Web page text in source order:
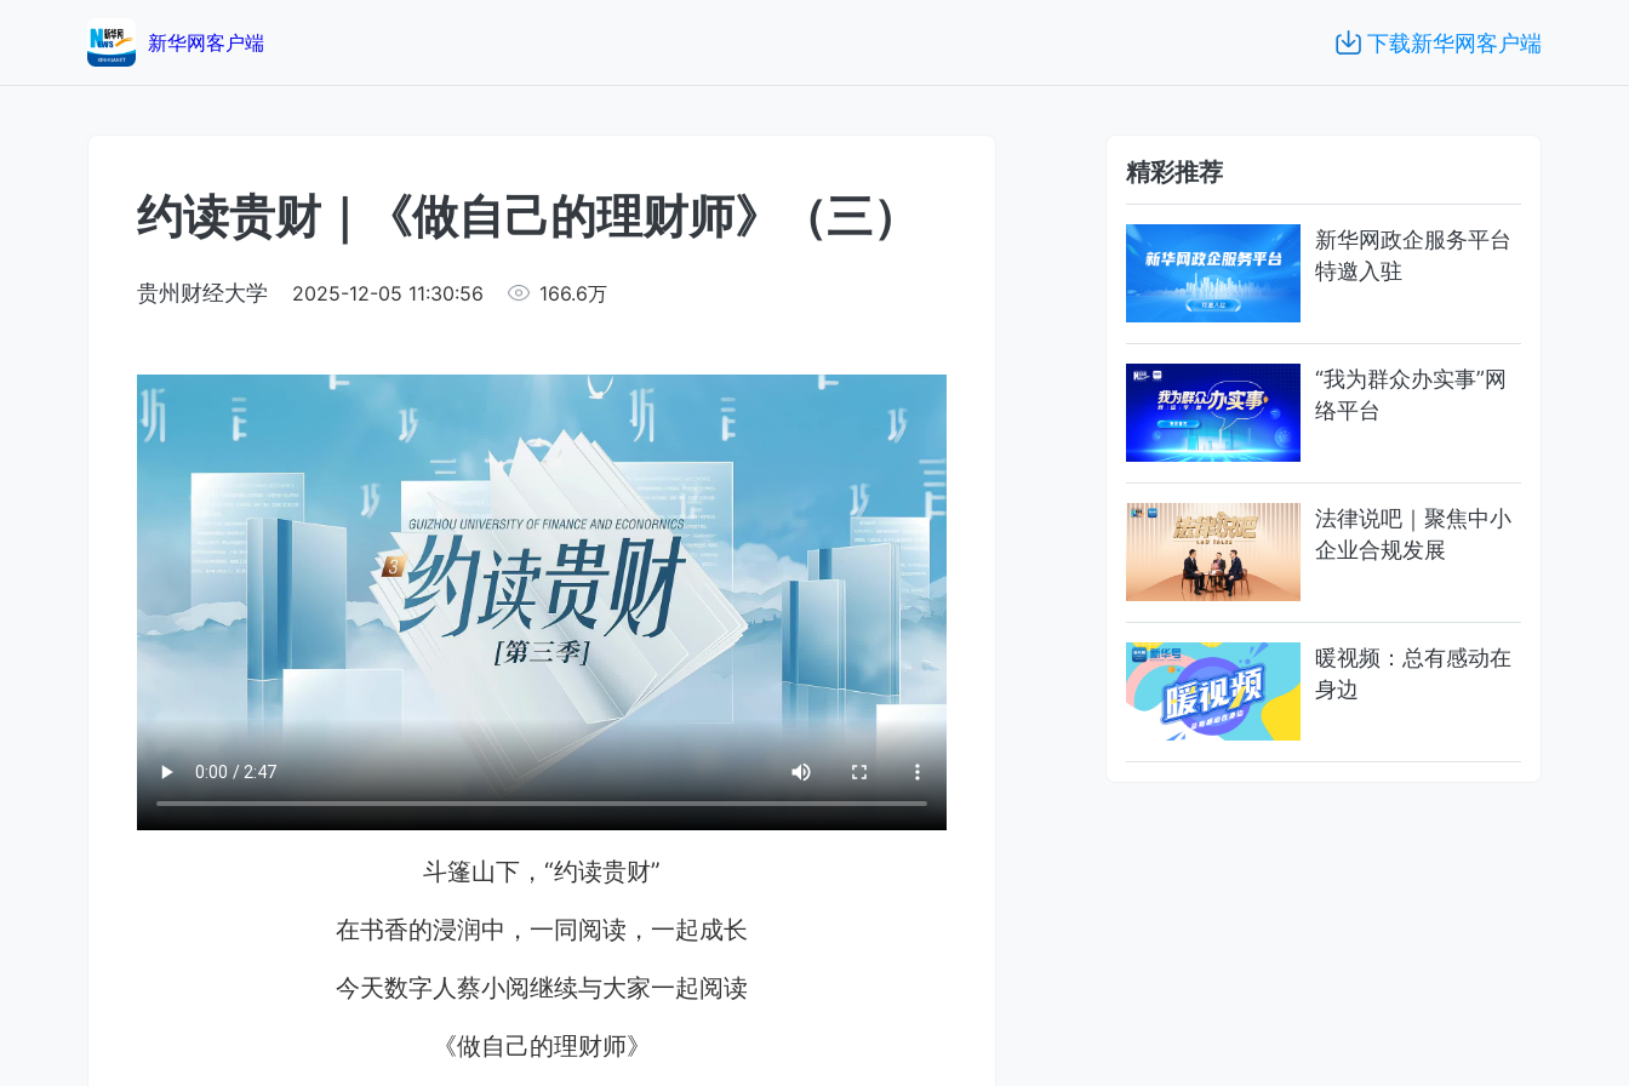
新华网客户端 下载新华网客户端
约读贵财｜《做自己的理财师》（三）
贵州财经大学 2025-12-05 11:30:56 166.6万
斗篷山下，“约读贵财”
在书香的浸润中，一同阅读，一起成长
今天数字人蔡小阅继续与大家一起阅读
《做自己的理财师》
精彩推荐
新华网政企服务平台
特邀入驻
“我为群众办实事”网
络平台
法律说吧｜聚焦中小
企业合规发展
暖视频：总有感动在
身边